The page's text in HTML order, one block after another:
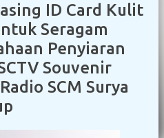
ID Card Kulit
Seragam
Penyiaran
Souvenir
SCM Surya